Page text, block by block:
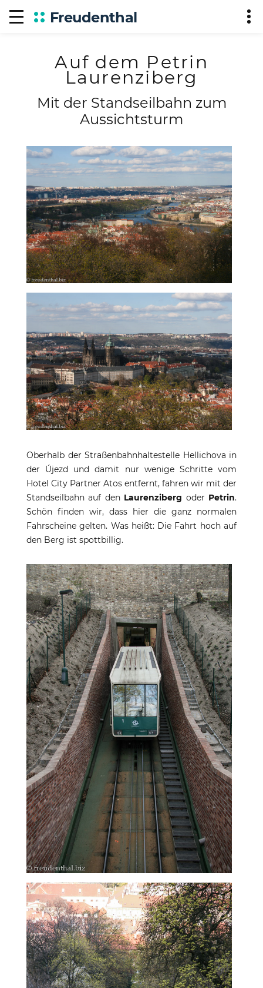
Freudenthal
Auf dem Petrin
Laurenziberg
Mit der Standseilbahn zum
Aussichtsturm
Oberhalb der Straßenbahnhaltestelle Hellichova in
der Újezd und damit nur wenige Schritte vom
Hotel City Partner Atos entfernt, fahren wir mit der
Standseilbahn auf den Laurenziberg oder Petrin.
Schön finden wir, dass hier die ganz normalen
Fahrscheine gelten. Was heißt: Die Fahrt hoch auf
den Berg ist spottbillig.